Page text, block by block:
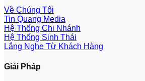
Về Chúng Tôi
Tin Quang Media
Hệ Thống Chi Nhánh
Hệ Thống Sinh Thái
Lắng Nghe Từ Khách Hàng
Giải Pháp